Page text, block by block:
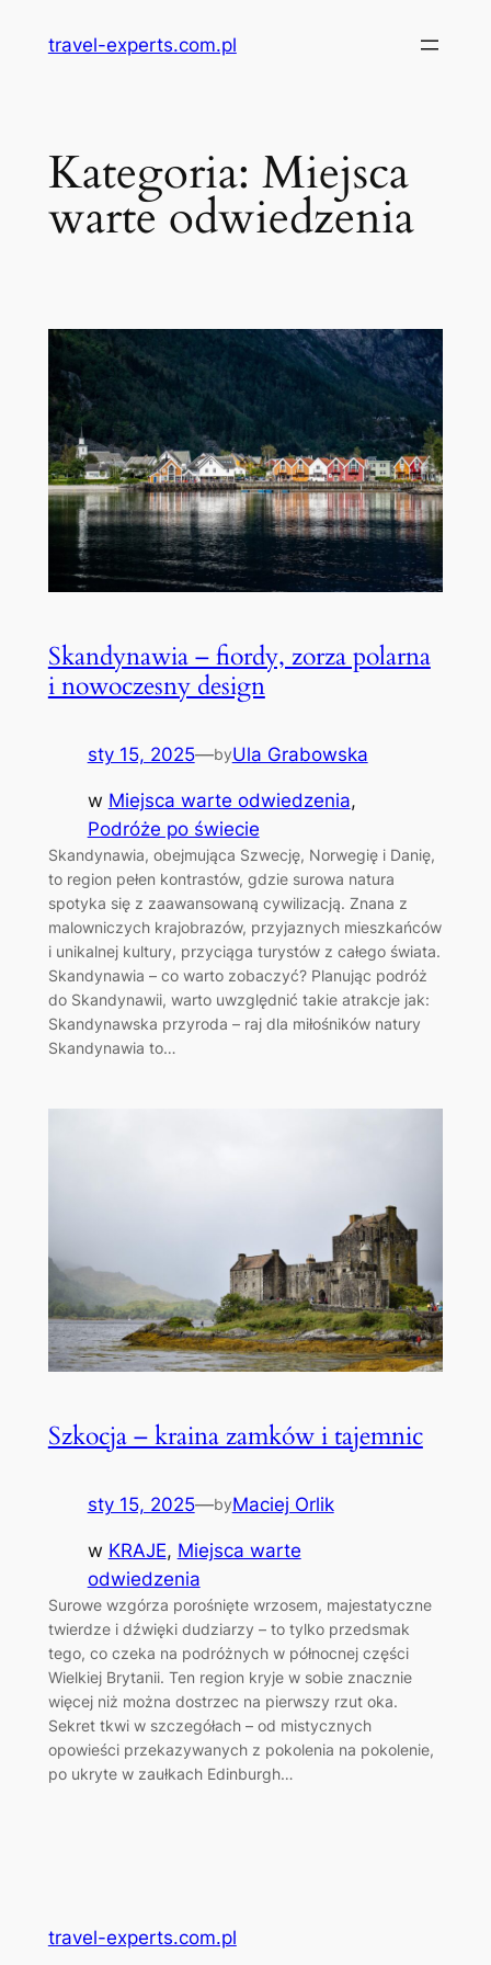
travel-experts.com.pl
Kategoria: Miejsca
warte odwiedzenia
Skandynawia – fiordy, zorza polarna
i nowoczesny design
sty 15, 2025—byUla Grabowska
w Miejsca warte odwiedzenia
Podróże po świecie
Skandynawia, obejmująca Szwecję, Norwegię i Danię,
to region pełen kontrastów, gdzie surowa natura
spotyka się z zaawansowaną cywilizacją. Znana z
malowniczych krajobrazów, przyjaznych mieszkańców
i unikalnej kultury, przyciąga turystów z całego świata.
Skandynawia – co warto zobaczyć? Planując podróż
do Skandynawii, warto uwzględnić takie atrakcje jak:
Skandynawska przyroda – raj dla miłośników natury
Skandynawia to…
Szkocja – kraina zamków i tajemnic
sty 15, 2025—byMaciej Orlik
w KRAJE, Miejsca warte
odwiedzenia
Surowe wzgórza porośnięte wrzosem, majestatyczne
twierdze i dźwięki dudziarzy – to tylko przedsmak
tego, co czeka na podróżnych w północnej części
Wielkiej Brytanii. Ten region kryje w sobie znacznie
więcej niż można dostrzec na pierwszy rzut oka.
Sekret tkwi w szczegółach – od mistycznych
opowieści przekazywanych z pokolenia na pokolenie,
po ukryte w zaułkach Edinburgh…
travel-experts.com.pl